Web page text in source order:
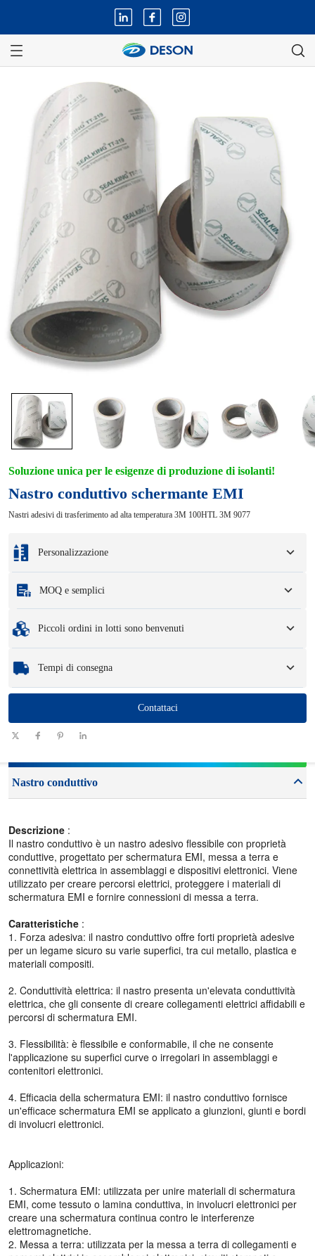
Soluzione unica per le esigenze di produzione di isolanti!
Nastro conduttivo schermante EMI
Nastri adesivi di trasferimento ad alta temperatura 3M 100HTL 3M 9077
Personalizzazione
Le opzioni di personalizzazione completa includono colori, dimensioni, forme,
MOQ e semplici
Campioni: i campioni disponibili e personalizzati possono comportare una
Piccoli ordini in lotti sono benvenuti
aiutarti a ottenere i prodotti di cui hai bisogno in modo rapido ed efficiente.
Tempi di consegna
101-1000
Contattaci
Nastro conduttivo
Descrizione :
Il nastro conduttivo è un nastro adesivo flessibile con proprietà
conduttive, progettato per schermatura EMI, messa a terra e
connettività elettrica in assemblaggi e dispositivi elettronici. Viene
utilizzato per creare percorsi elettrici, proteggere i materiali di
schermatura EMI e fornire connessioni di messa a terra.
Caratteristiche :
1. Forza adesiva: il nastro conduttivo offre forti proprietà adesive
per un legame sicuro su varie superfici, tra cui metallo, plastica e
materiali compositi.
2. Conduttività elettrica: il nastro presenta un'elevata conduttività
elettrica, che gli consente di creare collegamenti elettrici affidabili e
percorsi di schermatura EMI.
3. Flessibilità: è flessibile e conformabile, il che ne consente
l'applicazione su superfici curve o irregolari in assemblaggi e
contenitori elettronici.
4. Efficacia della schermatura EMI: il nastro conduttivo fornisce
un'efficace schermatura EMI se applicato a giunzioni, giunti e bordi
di involucri elettronici.
Applicazioni:
1. Schermatura EMI: utilizzata per unire materiali di schermatura
EMI, come tessuto o lamina conduttiva, in involucri elettronici per
creare una schermatura continua contro le interferenze
elettromagnetiche.
2. Messa a terra: utilizzata per la messa a terra di collegamenti e